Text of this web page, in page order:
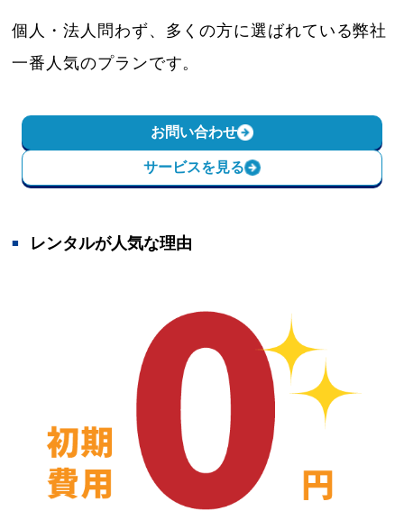
個人・法人問わず、多くの方に選ばれている弊社
一番人気のプランです。
お問い合わせ
サービスを見る
レンタルが人気な理由